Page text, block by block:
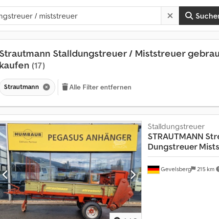
Strautmann Stalldungstreuer / Miststreuer
kaufen (17)
Strautmann Alle Filter entfernen
Gevelsberg 215 km
Stalldungstreuer
STRAUTMANN
Dungstreuer